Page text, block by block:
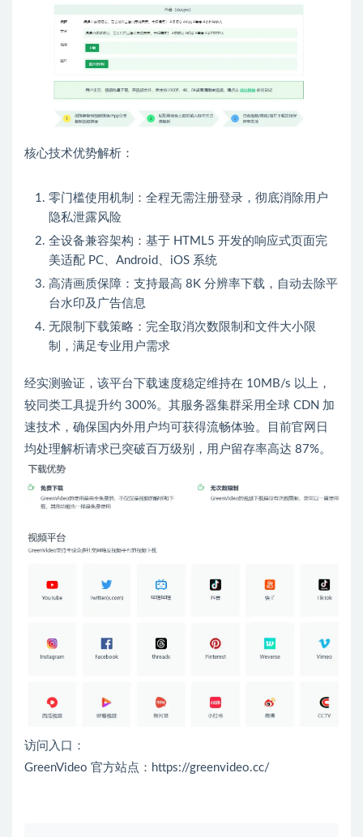
核心技术优势解析：
零门槛使用机制：全程无需注册登录，彻底消除用户
隐私泄露风险
全设备兼容架构：基于 HTML5 开发的响应式页面完
美适配 PC、Android、iOS 系统
高清画质保障：支持最高 8K 分辨率下载，自动去除平
台水印及广告信息
无限制下载策略：完全取消次数限制和文件大小限
制，满足专业用户需求
经实测验证，该平台下载速度稳定维持在 10MB/s 以上，
较同类工具提升约 300%。其服务器集群采用全球 CDN 加
速技术，确保国内外用户均可获得流畅体验。目前官网日
均处理解析请求已突破百万级别，用户留存率高达 87%。
访问入口：
GreenVideo 官方站点：https://greenvideo.cc/